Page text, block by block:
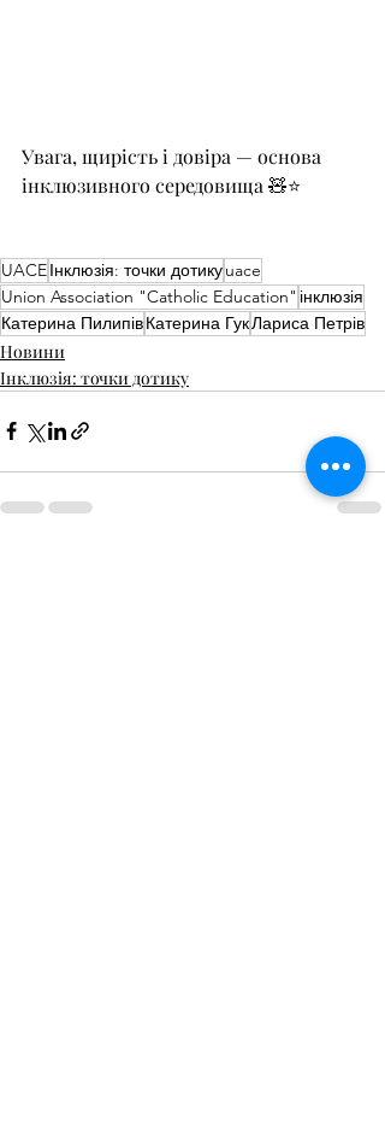
Увага, щирість і довіра — основа
інклюзивного середовища 🧸⭐️
UACEІнклюзія: точки дотикуuace
Union Association "Catholic Education" інклюзія
Катерина ПилипівКатерина ГукЛариса Петрів
Новини
Інклюзія: точки дотику